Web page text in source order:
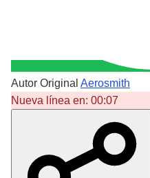
Autor Original Aerosmith
Nueva línea en: 00:07